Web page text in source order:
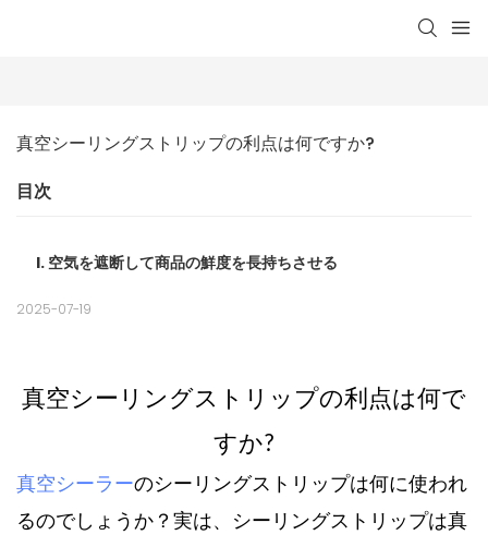
真空シーリングストリップの利点は何ですか?
目次
I. 空気を遮断して商品の鮮度を長持ちさせる
2025-07-19
真空シーリングストリップの利点は何で
すか?
真空シーラーのシーリングストリップは何に使われ
るのでしょうか？実は、シーリングストリップは真